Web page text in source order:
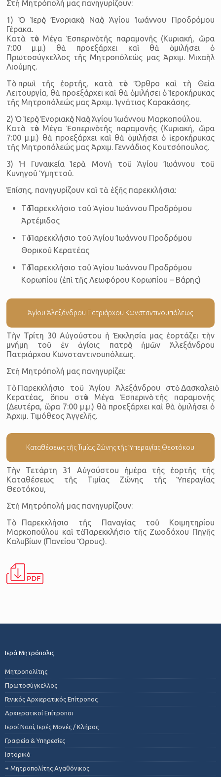
Στὴ Μητρόπολή μας πανηγυρίζουν:
1) Ὁ Ἱερὸς Ἐνοριακὸς Ναὸς Ἁγίου Ἰωάννου Προδρόμου
Γέρακα.
Κατὰ τὸν Μέγα Ἑσπερινὸ τῆς παραμονῆς (Κυριακή, ὥρα
7:00 μ.μ.) θὰ προεξάρχει καὶ θὰ ὁμιλήσει ὁ
Πρωτοσύγκελλος τῆς Μητροπόλεώς μας Ἀρχιμ. Μιχαὴλ
Λιούμης.
Τὸ πρωὶ τῆς ἑορτῆς, κατὰ τὸν Ὄρθρο καὶ τὴ Θεία
Λειτουργία, θὰ προεξάρχει καὶ θὰ ὁμιλήσει ὁ Ἱεροκήρυκας
τῆς Μητροπόλεώς μας Ἀρχιμ. Ἰγνάτιος Καρακάσης.
2) Ὁ Ἱερὸς Ἐνοριακὸς Ναὸς Ἁγίου Ἰωάννου Μαρκοπούλου.
Κατὰ τὸν Μέγα Ἑσπερινὸ τῆς παραμονῆς (Κυριακή, ὥρα
7:00 μ.μ.) θὰ προεξάρχει καὶ θὰ ὁμιλήσει ὁ ἱεροκήρυκας
τῆς Μητροπόλεώς μας Ἀρχιμ. Γεννάδιος Κουτσόπουλος.
3) Ἡ Γυναικεία Ἱερὰ Μονὴ τοῦ Ἁγίου Ἰωάννου τοῦ
Κυνηγοῦ Ὑμηττοῦ.
Ἐπίσης, πανηγυρίζουν καὶ τὰ ἑξῆς παρεκκλήσια:
Τὸ Παρεκκλήσιο τοῦ Ἁγίου Ἰωάννου Προδρόμου
Ἀρτέμιδος
Τὸ Παρεκκλήσιο τοῦ Ἁγίου Ἰωάννου Προδρόμου
Θορικοῦ Κερατέας
Τὸ Παρεκκλήσιο τοῦ Ἁγίου Ἰωάννου Προδρόμου
Κορωπίου (ἐπὶ τῆς Λεωφόρου Κορωπίου – Βάρης)
Ἁγίου Ἀλεξάνδρου Πατριάρχου Κωνσταντινουπόλεως
Τὴν Τρίτη 30 Αὐγούστου ἡ Ἐκκλησία μας ἑορτάζει τὴν
μνήμη τοῦ ἐν ἁγίοις πατρὸς ἡμῶν Ἀλεξάνδρου
Πατριάρχου Κωνσταντινουπόλεως.
Στὴ Μητρόπολή μας πανηγυρίζει:
Τὸ Παρεκκλήσιο τοῦ Ἁγίου Ἀλεξάνδρου στὸ Δασκαλειὸ
Κερατέας, ὅπου στὸν Μέγα Ἑσπερινὸ τῆς παραμονῆς
(Δευτέρα, ὥρα 7:00 μ.μ.) θὰ προεξάρχει καὶ θὰ ὁμιλήσει ὁ
Ἀρχιμ. Τιμόθεος Ἀγγελῆς.
Καταθέσεως τῆς Τιμίας Ζώνης τῆς Ὑπεραγίας Θεοτόκου
Τὴν Τετάρτη 31 Αὐγούστου ἡμέρα τῆς ἑορτῆς τῆς
Καταθέσεως τῆς Τιμίας Ζώνης τῆς Ὑπεραγίας
Θεοτόκου,
Στὴ Μητρόπολή μας πανηγυρίζουν:
Τὸ Παρεκκλήσιο τῆς Παναγίας τοῦ Κοιμητηρίου
Μαρκοπούλου καὶ τὸ Παρεκκλήσιο τῆς Ζωοδόχου Πηγῆς
Καλυβίων (Πανείου Ὄρους).
Ιερά Μητρόπολις
Μητροπολίτης
Πρωτοσύγκελλος
Γενικός Αρχιερατικός Επίτροπος
Αρχιερατικοί Επίτροποι
Ιεροί Ναοί, Ιερές Μονές / Κλήρος
Γραφεία & Υπηρεσίες
Ιστορικό
+ Μητροπολίτης Αγαθόνικος